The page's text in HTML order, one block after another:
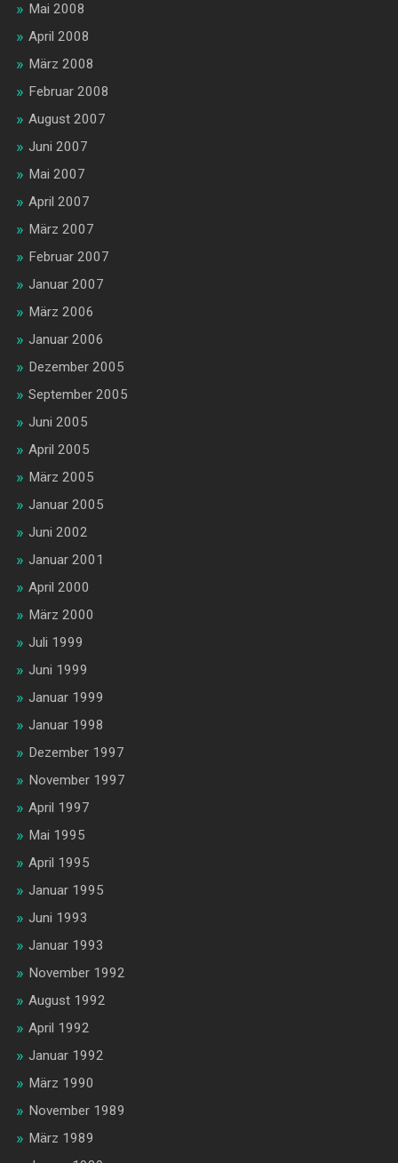
Mai 2008
April 2008
März 2008
Februar 2008
August 2007
Juni 2007
Mai 2007
April 2007
März 2007
Februar 2007
Januar 2007
März 2006
Januar 2006
Dezember 2005
September 2005
Juni 2005
April 2005
März 2005
Januar 2005
Juni 2002
Januar 2001
April 2000
März 2000
Juli 1999
Juni 1999
Januar 1999
Januar 1998
Dezember 1997
November 1997
April 1997
Mai 1995
April 1995
Januar 1995
Juni 1993
Januar 1993
November 1992
August 1992
April 1992
Januar 1992
März 1990
November 1989
März 1989